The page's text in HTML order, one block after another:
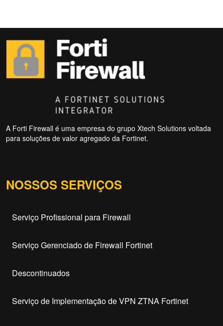
A Forti Firewall é uma empresa do grupo Xtech Solutions voltada
para soluções de valor agregado da Fortinet.
NOSSOS SERVIÇOS
Serviço Profissional para Firewall
Serviço Gerenciado de Firewall Fortinet
Descontinuados
Serviço de Implementação de VPN ZTNA Fortinet